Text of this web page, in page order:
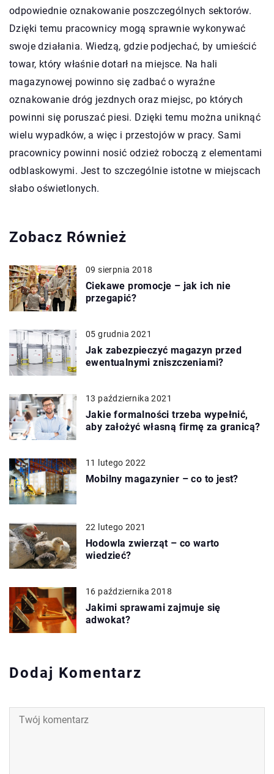
odpowiednie oznakowanie poszczególnych sektorów.
Dzięki temu pracownicy mogą sprawnie wykonywać
swoje działania. Wiedzą, gdzie podjechać, by umieścić
towar, który właśnie dotarł na miejsce. Na hali
magazynowej powinno się zadbać o wyraźne
oznakowanie dróg jezdnych oraz miejsc, po których
powinni się poruszać piesi. Dzięki temu można uniknąć
wielu wypadków, a więc i przestojów w pracy. Sami
pracownicy powinni nosić odzież roboczą z elementami
odblaskowymi. Jest to szczególnie istotne w miejscach
słabo oświetlonych.
Zobacz Również
09 sierpnia 2018
Ciekawe promocje – jak ich nie
przegapić?
05 grudnia 2021
Jak zabezpieczyć magazyn przed
ewentualnymi zniszczeniami?
13 października 2021
Jakie formalności trzeba wypełnić,
aby założyć własną firmę za granicą?
11 lutego 2022
Mobilny magazynier – co to jest?
22 lutego 2021
Hodowla zwierząt – co warto
wiedzieć?
16 października 2018
Jakimi sprawami zajmuje się
adwokat?
Dodaj Komentarz